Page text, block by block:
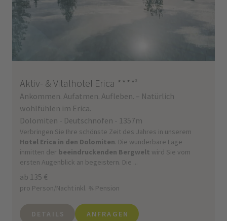
Aktiv- & Vitalhotel Erica ****s
Ankommen. Aufatmen. Aufleben. – Natürlich
wohlfühlen im Erica.
Dolomiten - Deutschnofen - 1357m
Verbringen Sie Ihre schönste Zeit des Jahres in unserem
Hotel Erica in den Dolomiten. Die wunderbare Lage
inmitten der beeindruckenden Bergwelt wird Sie vom
ersten Augenblick an begeistern. Die ...
ab 135 €
pro Person/Nacht inkl. ¾ Pension
DETAILS ANFRAGEN